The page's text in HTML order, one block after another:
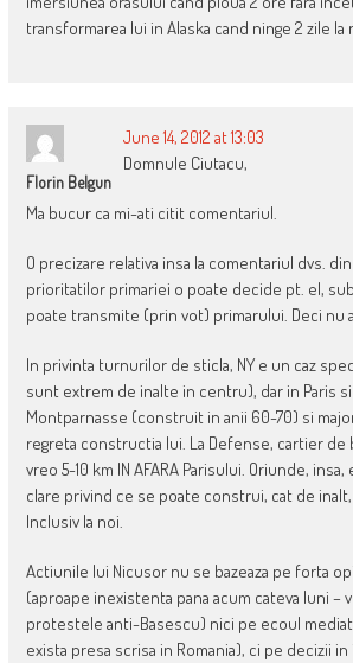
transformarea lui in Alaska cand ninge 2 zile la
Florin Belgun
June 14, 2012 at 13:03
Domnule Ciutacu,
Ma bucur ca mi-ati citit comentariul.
O precizare relativa insa la comentariul dvs. din
prioritatilor primariei o poate decide pt. el,
poate transmite (prin vot) primarului. Deci nu
In privinta turnurilor de sticla, NY e un caz
sunt extrem de inalte in centru), dar in Paris
Montparnasse (construit in anii 60-70) si
regreta constructia lui. La Defense, cartier de
vreo 5-10 km IN AFARA Parisului. Oriunde,
clare privind ce se poate construi, cat de
Inclusiv la noi.
Actiunile lui Nicusor nu se bazeaza pe forta
(aproape inexistenta pana acum cateva luni –
protestele anti-Basescu) nici pe ecoul
exista presa scrisa in Romania), ci pe decizii